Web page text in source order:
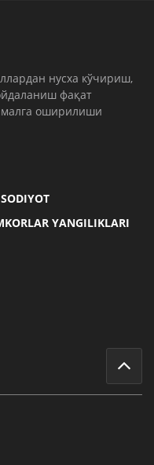
нусха кўчириш,
фақат
оширилиши
YANGILIKLARI